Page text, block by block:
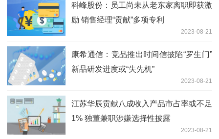
科峰股份：员工尚未从老东家离职即获激
励 销售经理“贡献”多项专利
2023-08-21
康希通信：竞品推出时间信披陷“罗生门”
新品研发进度或“失先机”
2023-08-21
江苏华辰贡献八成收入产品市占率或不足
1% 独董兼职涉嫌选择性披露
2023-08-21